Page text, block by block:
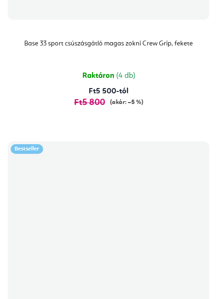
Base 33 sport csúszásgátló magas zokni Crew Grip, fekete
Raktáron (4 db)
Ft5 500-tól
Ft5 800 (akár: –5 %)
Bestseller